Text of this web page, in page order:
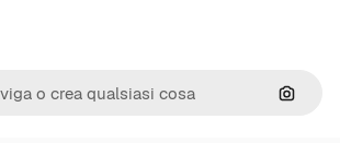
Cerca